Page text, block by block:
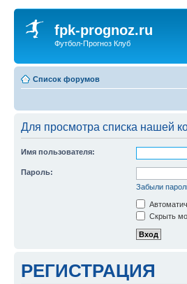
fpk-prognoz.ru
Футбол-Прогноз Клуб
Список форумов
Для просмотра списка нашей
Имя пользователя:
Пароль:
Забыли
Скрыть
РЕГИСТРАЦИЯ